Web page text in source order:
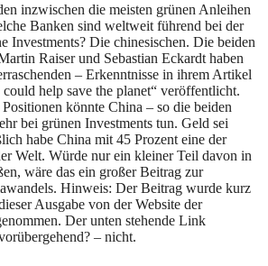
inzwischen die meisten grünen Anleihen
Banken sind weltweit führend bei der
Investments? Die chinesischen. Die beiden
Raiser und Sebastian Eckardt haben
– Erkenntnisse in ihrem Artikel
help save the planet“ veröffentlicht.
könnte China – so die beiden
bei grünen Investments tun. Geld sei
habe China mit 45 Prozent eine der
Welt. Würde nur ein kleiner Teil davon in
wäre das ein großer Beitrag zur
Hinweis: Der Beitrag wurde kurz
Ausgabe von der Website der
Der unten stehende Link
– nicht.